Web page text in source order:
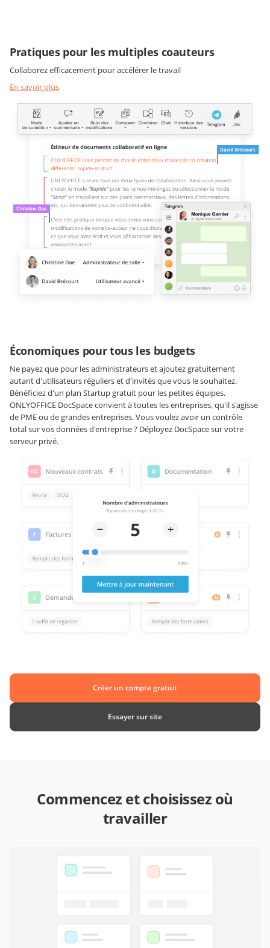
Pratiques pour les multiples coauteurs
Collaborez efficacement pour accélérer le travail
En savoir plus
Économiques pour tous les budgets
Ne payez que pour les administrateurs et ajoutez gratuitement
autant d'utilisateurs réguliers et d'invités que vous le souhaitez.
Bénéficiez d'un plan Startup gratuit pour les petites équipes.
ONLYOFFICE DocSpace convient à toutes les entreprises, qu'il s'agisse
de PME ou de grandes entreprises. Vous voulez avoir un contrôle
total sur vos données d'entreprise ? Déployez DocSpace sur votre
serveur privé.
Créer un compte gratuit
Essayer sur site
Commencez et choisissez où
travailler